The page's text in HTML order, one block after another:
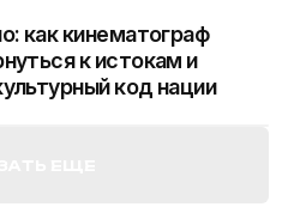
как кинематограф
к истокам и
код нации